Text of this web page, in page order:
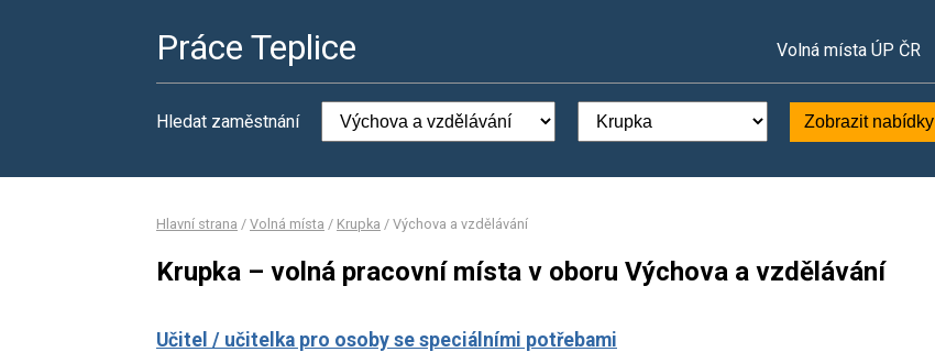
Práce Teplice Volná místa ÚP ČR
Hledat zaměstnání Zobrazit nabídky
Hlavní strana / Volná místa / Krupka / Výchova a vzdělávání
Krupka – volná pracovní místa v oboru Výchova a vzdělávání
Učitel / učitelka pro osoby se speciálními potřebami